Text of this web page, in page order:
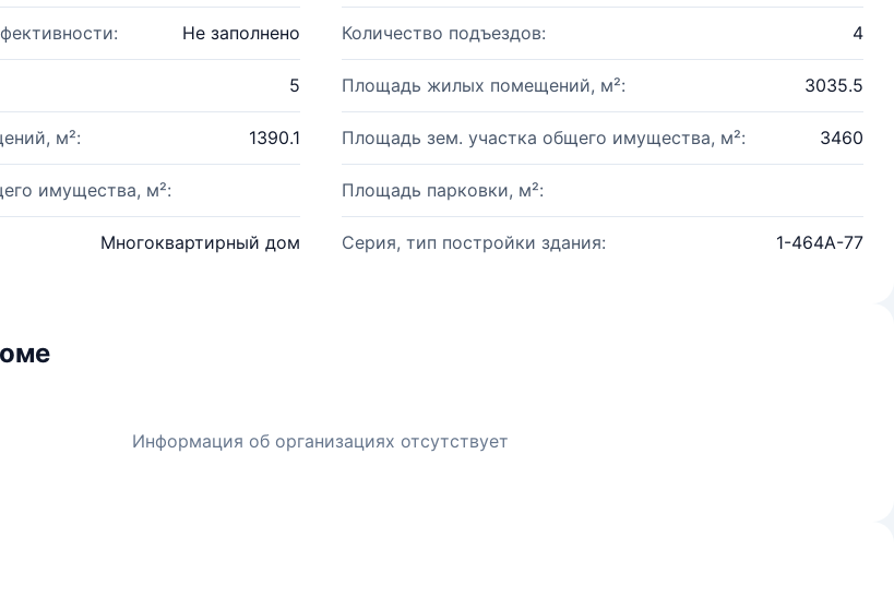
Не заполнено Количество подъездов: 4
5 Площадь жилых помещений, м²: 3035.5
м²: 1390.1 Площадь зем. участка общего имущества, м²: 3460
имущества, м²: Площадь парковки, м²:
Многоквартирный дом Серия, тип постройки здания: 1-464А-77
Информация об организациях отсутствует